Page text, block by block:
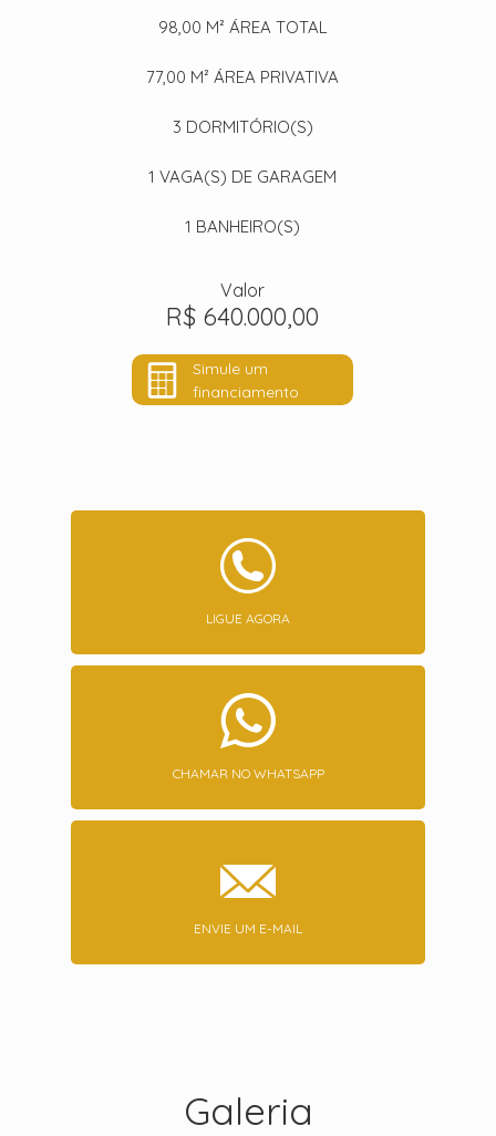
98,00 M² ÁREA TOTAL
77,00 M² ÁREA PRIVATIVA
3 DORMITÓRIO(S)
1 VAGA(S) DE GARAGEM
1 BANHEIRO(S)
Valor
R$ 640.000,00
Simule um
financiamento
LIGUE AGORA
CHAMAR NO WHATSAPP
ENVIE UM E-MAIL
Galeria